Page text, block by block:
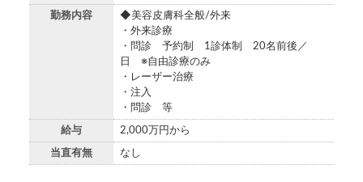
勤務内容
◆美容皮膚科全般/外来
・外来診療
・問診 予約制 1診体制 20名前後／
日 ※自由診療のみ
・レーザー治療
・注入
・問診 等
給与 2,000万円から
当直有無 なし